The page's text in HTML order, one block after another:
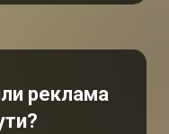
реклама